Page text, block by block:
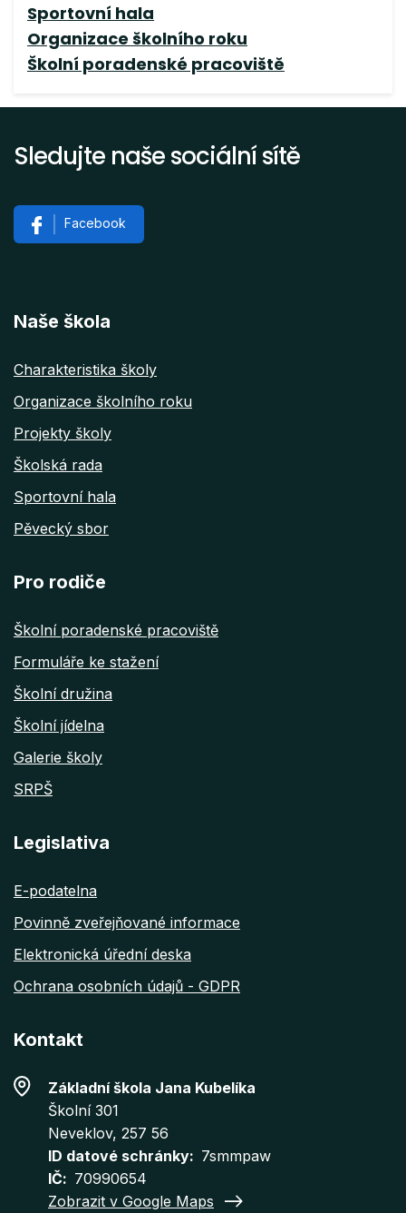
Sportovní hala
Organizace školního roku
Školní poradenské pracoviště
Sledujte naše sociální sítě
Facebook
Naše škola
Charakteristika školy
Organizace školního roku
Projekty školy
Školská rada
Sportovní hala
Pěvecký sbor
Pro rodiče
Školní poradenské pracoviště
Formuláře ke stažení
Školní družina
Školní jídelna
Galerie školy
SRPŠ
Legislativa
E-podatelna
Povinně zveřejňované informace
Elektronická úřední deska
Ochrana osobních údajů - GDPR
Kontakt
Základní škola Jana Kubelíka
Školní 301
Neveklov, 257 56
ID datové schránky
7smmpaw
IČ
70990654
Zobrazit v Google Maps